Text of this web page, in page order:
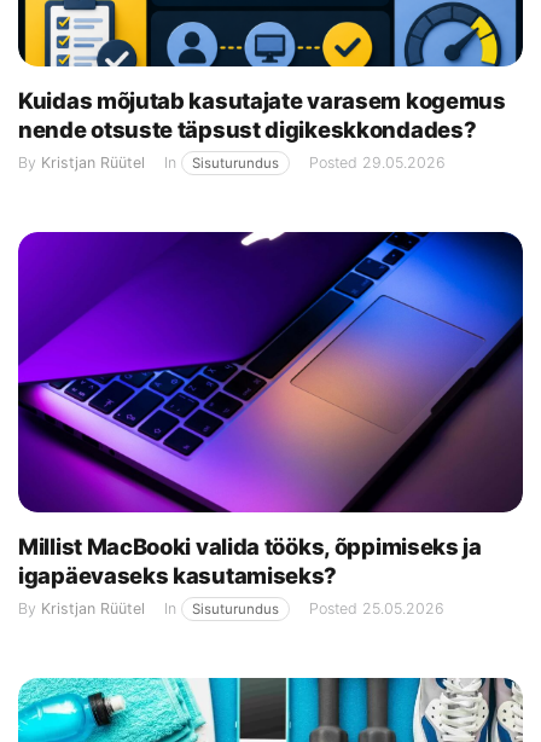
Kuidas mõjutab kasutajate varasem kogemus
nende otsuste täpsust digikeskkondades?
By Kristjan Rüütel In Sisuturundus Posted 29.05.2026
Millist MacBooki valida tööks, õppimiseks ja
igapäevaseks kasutamiseks?
By Kristjan Rüütel In Sisuturundus Posted 25.05.2026